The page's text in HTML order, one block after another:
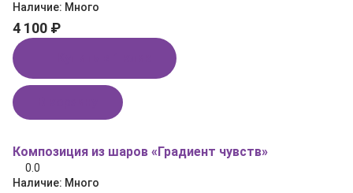
Наличие: Много
4 100 ₽
Композиция из шаров «Градиент чувств»
0.0
Наличие: Много